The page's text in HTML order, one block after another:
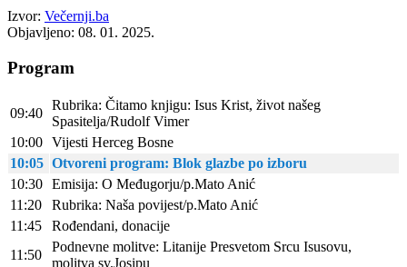
Izvor: Večernji.ba
Objavljeno: 08. 01. 2025.
Program
09:40
Rubrika: Čitamo knjigu: Isus Krist, život našeg
Spasitelja/Rudolf Vimer
10:00 Vijesti Herceg Bosne
10:05 Otvoreni program: Blok glazbe po izboru
10:30 Emisija: O Međugorju/p.Mato Anić
11:20
Rubrika: Naša povijest/p.Mato Anić
11:45
Rođendani, donacije
11:50
Podnevne molitve: Litanije Presvetom Srcu Isusovu,
molitva sv.Josipu